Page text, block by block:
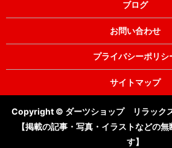
ブログ
お問い合わせ
プライバシーポリシ
サイトマップ
Copyright © ダーツショップ リラック
【掲載の記事・写真・イラストなどの無
す】